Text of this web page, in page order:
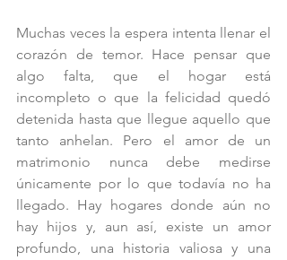
Muchas veces la espera intenta llenar el
corazón de temor. Hace pensar que
algo falta, que el hogar está
incompleto o que la felicidad quedó
detenida hasta que llegue aquello que
tanto anhelan. Pero el amor de un
matrimonio nunca debe medirse
únicamente por lo que todavía no ha
llegado. Hay hogares donde aún no
hay hijos y, aun así, existe un amor
profundo, una historia valiosa y una